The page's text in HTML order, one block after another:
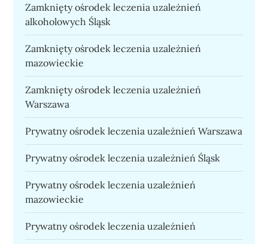
Zamknięty ośrodek leczenia uzależnień
alkoholowych Śląsk
Zamknięty ośrodek leczenia uzależnień
mazowieckie
Zamknięty ośrodek leczenia uzależnień
Warszawa
Prywatny ośrodek leczenia uzależnień Warszawa
Prywatny ośrodek leczenia uzależnień Śląsk
Prywatny ośrodek leczenia uzależnień
mazowieckie
Prywatny ośrodek leczenia uzależnień